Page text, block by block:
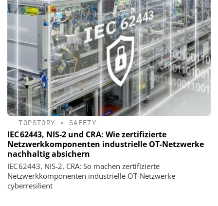
TOPSTORY • SAFETY
IEC 62443, NIS-2 und CRA: Wie zertifizierte
Netzwerkkomponenten industrielle OT-Netzwerke
nachhaltig absichern
IEC 62443, NIS-2, CRA: So machen zertifizierte
Netzwerkkomponenten industrielle OT-Netzwerke
cyberresilient